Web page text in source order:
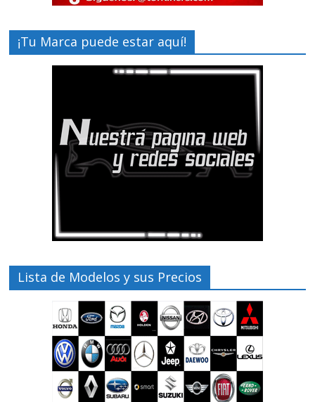
¡Tu Marca puede estar aquí!
Lista de Modelos y sus Precios